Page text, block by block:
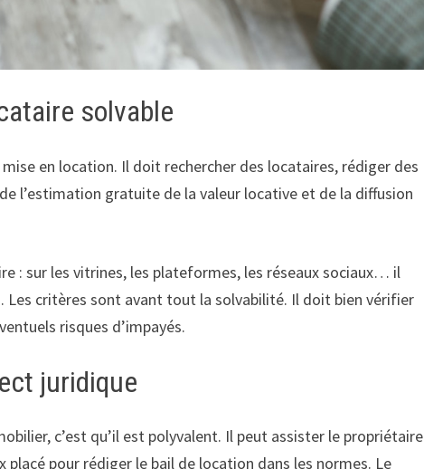
solvable
en location. Il doit rechercher des locataires, rédiger des
l’estimation gratuite de la valeur locative et de la diffusion
: sur les vitrines, les plateformes, les réseaux sociaux… il
critères sont avant tout la solvabilité. Il doit bien vérifier
risques d’impayés.
juridique
c’est qu’il est polyvalent. Il peut assister le propriétaire
pour rédiger le bail de location dans les normes. Le